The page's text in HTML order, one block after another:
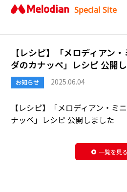
Special Site
【レシピ】「メロディアン
ダのカナッペ」レシピ 公開
お知らせ 2025.06.04
【レシピ】「メロディアン・ミ
ナッペ」レシピ 公開しました
一覧を見る